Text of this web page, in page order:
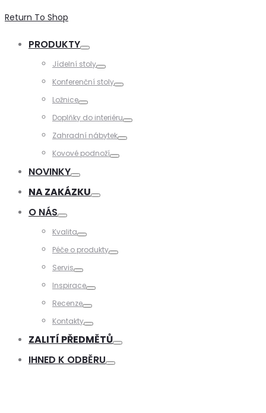
Return To Shop
PRODUKTY
Jídelní stoly
Konferenční stoly
Ložnice
Doplňky do interiéru
Zahradní nábytek
Kovové podnoží
NOVINKY
NA ZAKÁZKU
O NÁS
Kvalita
Péče o produkty
Servis
Inspirace
Recenze
Kontakty
Toggle
ZALITÍ PŘEDMĚTŮ
IHNED K ODBĚRU